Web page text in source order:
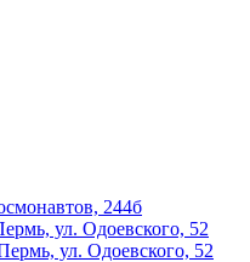
244б
ул. Одоевского, 52
ул. Одоевского, 52